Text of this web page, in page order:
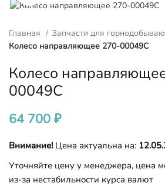
Главная
Запчасти для
Колесо направляющее 270-00049C
Колесо
00049C
64 700 ₽
Внимание! Цена актуальна на:
Уточняйте цену у менеджера, цена
из-за нестабильности курса валют